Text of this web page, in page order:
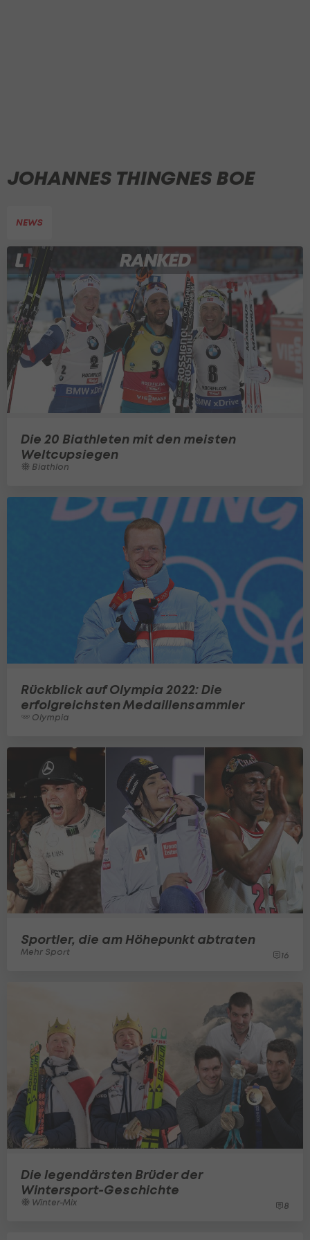
JOHANNES THINGNES BOE
NEWS
Die 20 Biathleten mit den meisten
Weltcupsiegen
Biathlon
Rückblick auf Olympia 2022: Die
erfolgreichsten Medaillensammler
Olympia
Sportler, die am Höhepunkt abtraten
Mehr Sport 16
Die legendärsten Brüder der
Wintersport-Geschichte
Winter-Mix 8